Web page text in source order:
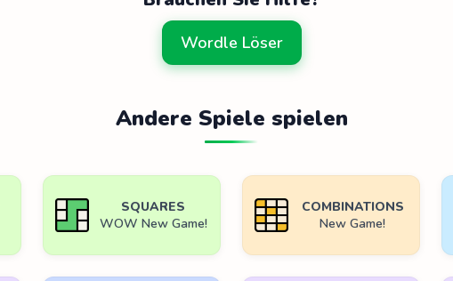
Wordle Löser
Andere Spiele spielen
SQUARES
WOW New Game!
COMBINATIONS
New Game!